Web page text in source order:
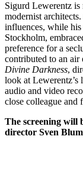
Sigurd Lewerentz is
modernist
influences, while his
Stockholm,
preference for a
contributed to an
Divine Darkness,
look at Lewerentz’s
audio and video
close colleague and
The screening will
director Sven